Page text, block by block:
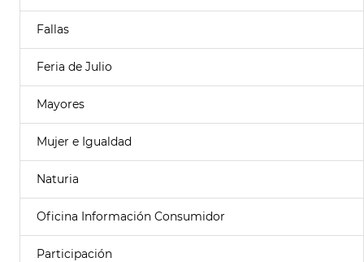
Fallas
Feria de Julio
Mayores
Mujer e Igualdad
Naturia
Oficina Información Consumidor
Participación